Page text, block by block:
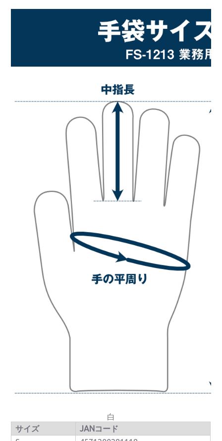
白
サイズ
JANコード